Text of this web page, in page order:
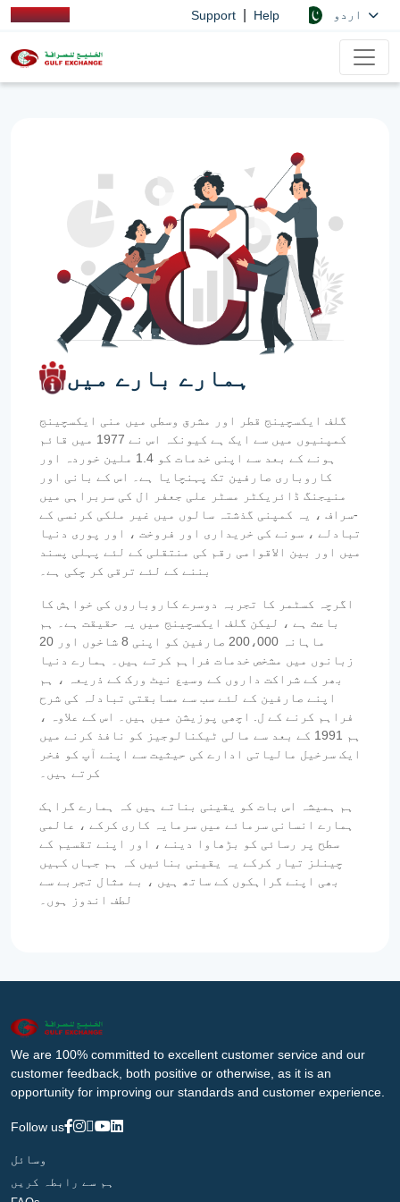
Support Help
ہمارے بارے میں
گلف ایکسچینج قطر اور مشرق وسطی میں منی ایکسچینج
کمپنیوں میں سے ایک ہے کیونکہ اس نے 1977 میں قائم
ہونے کے بعد سے اپنی خدمات کو 1.4 ملین خوردہ اور
کاروباری صارفین تک پہنچایا ہے۔ اس کے بانی اور
منیجنگ ڈائریکٹر مسٹر علی جعفر ال کی سربراہی میں
-سراف ، یہ کمپنی گذشتہ سالوں میں غیر ملکی کرنسی کے
تبادلے ، سونے کی خریداری اور فروخت ، اور پوری دنیا
میں اور بین الاقوامی رقم کی منتقلی کے لئے پہلی پسند
بننے کے لئے ترقی کر چکی ہے۔
اگرچہ کسٹمر کا تجربہ دوسرے کاروباروں کی خواہش کا
باعث ہے ، لیکن گلف ایکسچینج میں یہ حقیقت ہے۔ ہم
ماہانہ 200،000 صارفین کو اپنی 8 شاخوں اور 20
زبانوں میں مشخص خدمات فراہم کرتے ہیں۔ ہمارے دنیا
بھر کے شراکت داروں کے وسیع نیٹ ورک کے ذریعہ ، ہم
اپنے صارفین کے لئے سب سے مسابقتی تبادلہ کی شرح
فراہم کرنے کے ل. اچھی پوزیشن میں ہیں۔ اس کے علاوہ ،
ہم 1991 کے بعد سے مالی ٹیکنالوجیز کو نافذ کرنے میں
ایک سرخیل مالیاتی ادارے کی حیثیت سے اپنے آپ کو فخر
کرتے ہیں۔
ہم ہمیشہ اس بات کو یقینی بناتے ہیں کہ ہمارے گراہک
ہمارے انسانی سرمائے میں سرمایہ کاری کرکے ، عالمی
سطح پر رسائی کو بڑھاوا دینے ، اور اپنے تقسیم کے
چینلز تیار کرکے یہ یقینی بنائیں کہ ہم جہاں کہیں
بھی اپنے گراہکوں کے ساتھ ہیں ، بے مثال تجربے سے
لطف اندوز ہوں۔
We are 100% committed to excellent customer service and our
customer feedback, both positive or otherwise, as it is an
opportunity for improving our standards and customer experience.
Follow us
وسائل
ہم سے رابطہ کریں